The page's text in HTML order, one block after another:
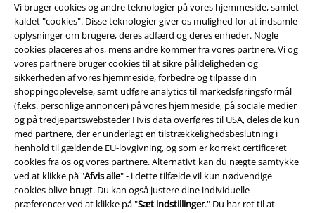
Vi bruger cookies og andre teknologier på vores hjemmeside, samlet
kaldet "cookies". Disse teknologier giver os mulighed for at indsamle
oplysninger om brugere, deres adfærd og deres enheder. Nogle
cookies placeres af os, mens andre kommer fra vores partnere. Vi og
vores partnere bruger cookies til at sikre pålideligheden og
sikkerheden af ​​vores hjemmeside, forbedre og tilpasse din
shoppingoplevelse, samt udføre analytics til markedsføringsformål
(f.eks. personlige annoncer) på vores hjemmeside, på sociale medier
og på tredjepartswebsteder Hvis data overføres til USA, deles de kun
med partnere, der er underlagt en tilstrækkelighedsbeslutning i
henhold til gældende EU-lovgivning, og som er korrekt certificeret
cookies fra os og vores partnere. Alternativt kan du nægte samtykke
ved at klikke på "Afvis alle" - i dette tilfælde vil kun nødvendige
cookies blive brugt. Du kan også justere dine individuelle
præferencer ved at klikke på "Sæt indstillinger." Du har ret til at
Juridisk
Salgs-, medlems- & leveringsbetingelser
Om EMP Danmark
Persondatapolitik
Bortskaffelse af affald og miljøbeskyttelse